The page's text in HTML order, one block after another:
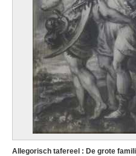
Allegorisch tafereel : De grote